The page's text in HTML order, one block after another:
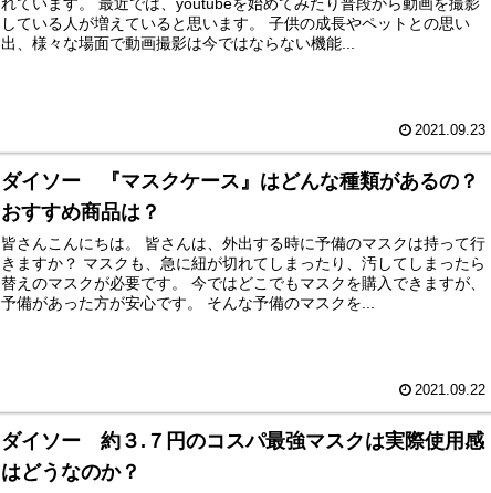
れています。 最近では、youtubeを始めてみたり普段から動画を撮影
している人が増えていると思います。 子供の成長やペットとの思い
出、様々な場面で動画撮影は今ではならない機能...
2021.09.23
ダイソー 『マスクケース』はどんな種類があるの？
おすすめ商品は？
皆さんこんにちは。 皆さんは、外出する時に予備のマスクは持って行
きますか？ マスクも、急に紐が切れてしまったり、汚してしまったら
替えのマスクが必要です。 今ではどこでもマスクを購入できますが、
予備があった方が安心です。 そんな予備のマスクを...
2021.09.22
ダイソー 約３.７円のコスパ最強マスクは実際使用感
はどうなのか？